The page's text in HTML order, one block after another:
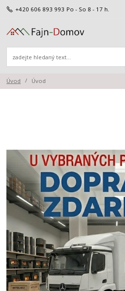
+420 606 893 993 Po - So 8 - 17 h.
Úvod Úvod